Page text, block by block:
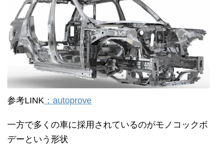
参考LINK ：autoprove
一方で多くの車に採用されているのがモノコックボ
デーという形状